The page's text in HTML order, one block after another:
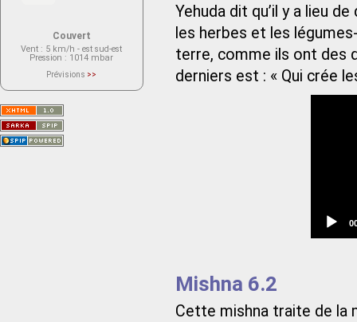
Yehuda dit qu’il y a lieu
les herbes et les
terre, comme ils ont des
derniers est : « Qui crée
Mishna 6.2
Cette mishna traite de la
Couvert
Vent : 5 km/h - est sud-est
Pression : 1014 mbar
Prévisions >>
actuellement aucune prévision
Saint-Nom.
Veuillez consulter le message du
service ci-dessous.
(401 - Invalid API key. Please see
https://openweathermap.org/faq#error401